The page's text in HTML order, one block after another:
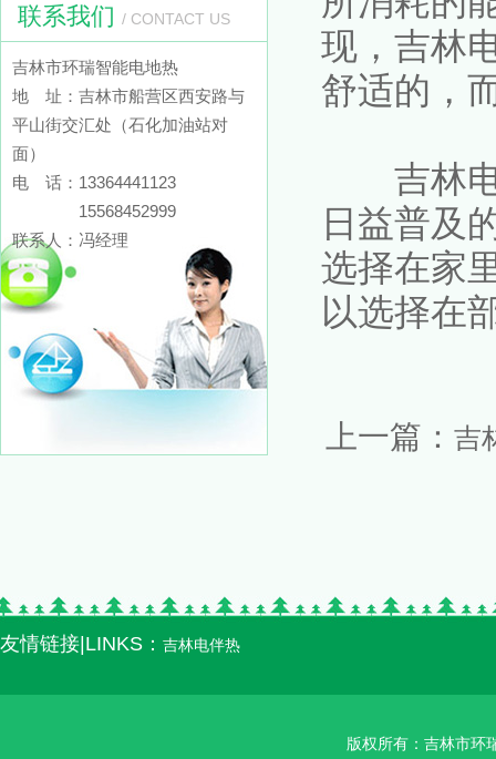
联系我们 / CONTACT US
吉林市环瑞智能电地热
地 址：吉林市船营区西安路与
平山街交汇处（石化加油站对
面）
电 话：13364441123
15568452999
联系人：冯经理
现，吉林
舒适的，
吉林电
日益普及
选择在家
以选择在
上一篇：吉
友情链接|LINKS： 吉林电伴热
版权所有：吉林市环